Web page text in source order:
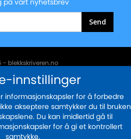
på vårt nyhetsbrev
Send
- blekkskriveren.no
innstillinger
informasjonskapsler for å forbedre
akseptere samtykker du til bruken
Du kan imidlertid gå til
for å gi et kontrollert
samtykke.